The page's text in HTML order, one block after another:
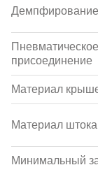
Демпфирование
Пневматическое
присоединение
Материал
Материал штока
Минимальный